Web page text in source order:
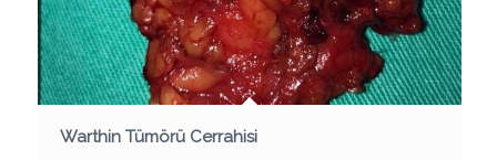
Warthin Tümörü Cerrahisi